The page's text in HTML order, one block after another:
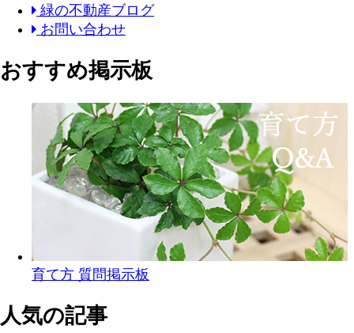
緑の不動産ブログ
お問い合わせ
おすすめ掲示板
育て方 質問掲示板
人気の記事